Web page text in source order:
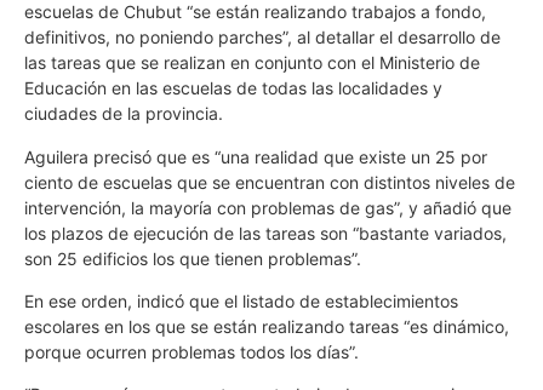
escuelas de Chubut “se están realizando trabajos a fondo,
definitivos, no poniendo parches”, al detallar el desarrollo de
las tareas que se realizan en conjunto con el Ministerio de
Educación en las escuelas de todas las localidades y
ciudades de la provincia.
Aguilera precisó que es “una realidad que existe un 25 por
ciento de escuelas que se encuentran con distintos niveles de
intervención, la mayoría con problemas de gas”, y añadió que
los plazos de ejecución de las tareas son “bastante variados,
son 25 edificios los que tienen problemas”.
En ese orden, indicó que el listado de establecimientos
escolares en los que se están realizando tareas “es dinámico,
porque ocurren problemas todos los días”.